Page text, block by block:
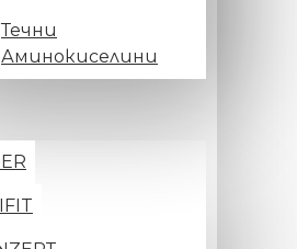
Течни
Аминокиселини